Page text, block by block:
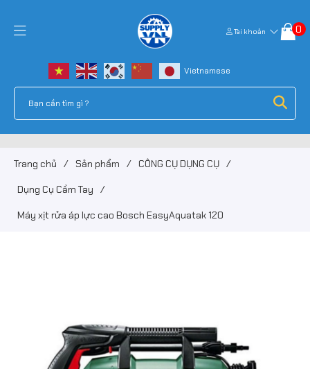
Tài khoản 0
Trang chủ / Sản phẩm / CÔNG CỤ DỤNG CỤ /
Dụng Cụ Cầm Tay /
Máy xịt rửa áp lực cao Bosch EasyAquatak 120